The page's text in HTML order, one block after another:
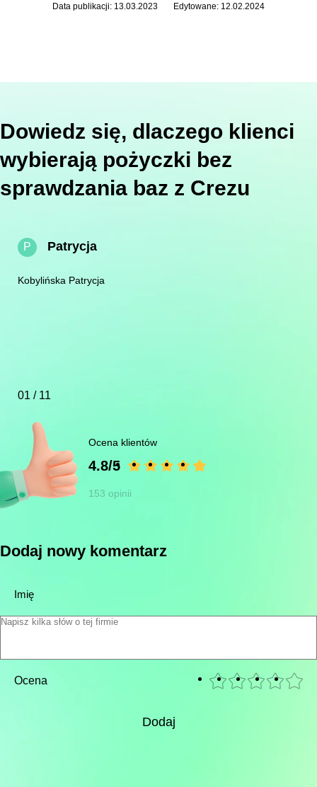
Data publikacji: 13.03.2023 Edytowane: 12.02.2024
Dowiedz się, dlaczego klienci
wybierają pożyczki bez
sprawdzania baz z Crezu
P Patrycja
Kobylińska Patrycja
01 / 11
Ocena klientów
4.8/5
153 opinii
Dodaj nowy komentarz
Imię
Ocena
Dodaj